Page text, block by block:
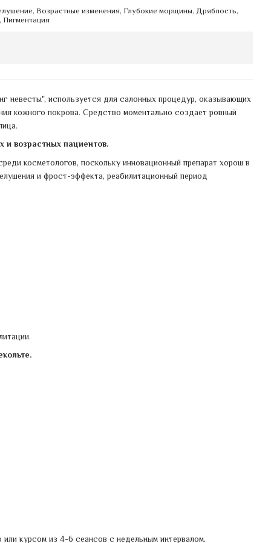
Возрастные изменения, Глубокие морщины, Дряблость,
невесты", используется для салонных процедур, оказывающих
кожного покрова. Средство моментально создает ровный
возрастных пациентов.
косметологов, поскольку инновационный препарат хорош в
и фрост-эффекта, реабилитационный период
курсом из 4-6 сеансов с недельным интервалом.